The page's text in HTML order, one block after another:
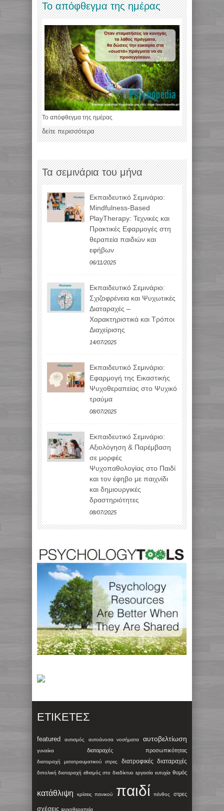
Το απόφθεγμα της ημέρας
Το απόφθεγμα της ημέρας
δείτε περισσότερα
Τα σεμινάρια του μήνα
Εκπαιδευτικό Σεμινάριο:
Mindfulness-Based
PlayTherapy: Τεχνικές και
Πρακτικές Εφαρμογές στη
θεραπεία παιδιών και
εφήβων
06/11/2025
Εκπαιδευτικό Σεμινάριο:
Σχιζοφρένεια και Ψυχωτικές
Διαταραχές –
Χαρακτηριστικά και Τρόποι
Διαχείρισης
14/07/2025
Εκπαιδευτικό Σεμινάριο:
Εφαρμογή της Εικαστικής
Ψυχοθεραπείας στο Ψυχικό
τραύμα
08/07/2025
Εκπαιδευτικό Σεμινάριο:
Αξιολόγηση & Παρέμβαση
σε μορφές
Ψυχοπαθολογίας στο Παιδί
και τον έφηβο με παιχνίδι
και δημιουργικές
δραστηριότητες
08/07/2025
ΕΤΙΚΈΤΕΣ
featured αυτισμός αυτοάνοσα νοσήματα αυτοβελτίωση
γυναίκα διαταραχές προσωπικότητας
διαταραχή μετατραυματικού στρες διατροφικές διαταραχές
διπολική διαταραχή εθισμός στο διαδίκτυο εργασία ευτυχία θυμός
κατάθλιψη κρίσεις πανικού παιδί πένθος στρες
σχέσεις ψυχοθεραπεία